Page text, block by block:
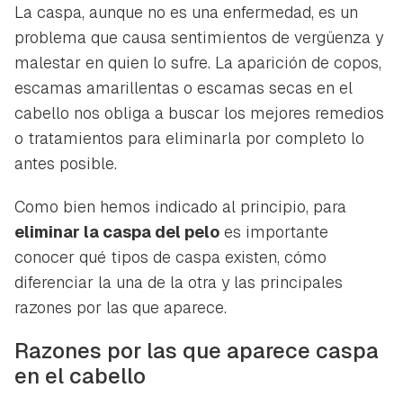
La caspa, aunque no es una enfermedad, es un
problema que causa sentimientos de vergüenza y
malestar en quien lo sufre. La aparición de copos,
escamas amarillentas o escamas secas en el
cabello nos obliga a buscar los mejores remedios
o tratamientos para eliminarla por completo lo
antes posible.
Como bien hemos indicado al principio, para
eliminar la caspa del pelo es importante
conocer qué tipos de caspa existen, cómo
diferenciar la una de la otra y las principales
razones por las que aparece.
Razones por las que aparece caspa
en el cabello